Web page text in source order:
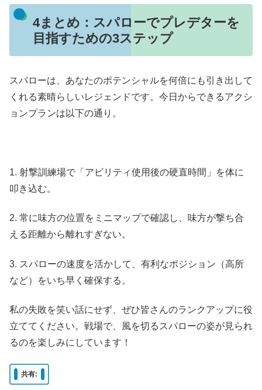
4まとめ：スパローでプレデターを
目指すための3ステップ
スパローは、あなたのポテンシャルを何倍にも引き出して
くれる素晴らしいレジェンドです。今日からできるアクシ
ョンプランは以下の通り。
1. 射撃訓練場で「アビリティ使用後の硬直時間」を体に
叩き込む。
2. 常に味方の位置をミニマップで確認し、味方が撃ち合
える距離から離れすぎない。
3. スパローの速度を活かして、有利なポジション（高所
など）をいち早く確保する。
私の失敗を笑い話にせず、ぜひ皆さんのランクアップに役
立ててください。戦場で、風を切るスパローの姿が見られ
るのを楽しみにしています！
共有: